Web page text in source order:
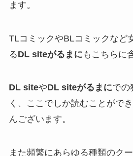
ます。
TLコミックやBLコミックなど
るDL siteがるまに もこちらに
DL siteやDL siteがるまにでの
く、ここでしか読むことがで
んございます。
また頻繁にあらゆる種類のク